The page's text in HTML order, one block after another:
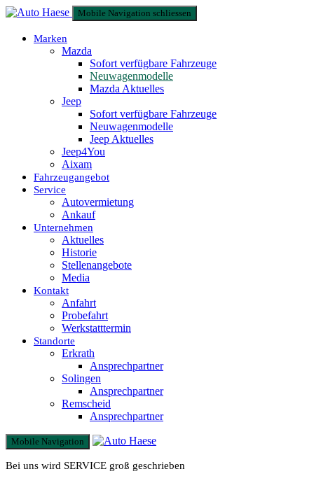
Mobile Navigation schliessen
Marken
Mazda
Sofort verfügbare Fahrzeuge
Neuwagenmodelle
Mazda Aktuelles
Jeep
Sofort verfügbare Fahrzeuge
Neuwagenmodelle
Jeep Aktuelles
Jeep4You
Aixam
Fahrzeugangebot
Service
Autovermietung
Ankauf
Unternehmen
Aktuelles
Historie
Stellenangebote
Media
Kontakt
Anfahrt
Probefahrt
Werkstatttermin
Standorte
Erkrath
Ansprechpartner
Solingen
Ansprechpartner
Remscheid
Ansprechpartner
Mobile Navigation
Bei uns wird SERVICE groß geschrieben